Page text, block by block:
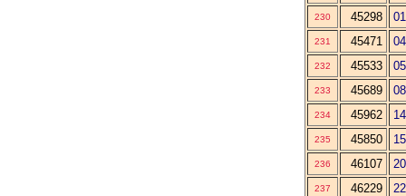
230 45298
231 45471
232 45533
233 45689
234 45962
235 45850
236 46107
237 46229